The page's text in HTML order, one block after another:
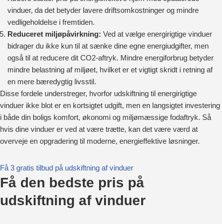
vinduer, da det betyder lavere driftsomkostninger og mindre
vedligeholdelse i fremtiden.
Reduceret miljøpåvirkning: Ved at vælge energirigtige vinduer
bidrager du ikke kun til at sænke dine egne energiudgifter, men
også til at reducere dit CO2-aftryk. Mindre energiforbrug betyder
mindre belastning af miljøet, hvilket er et vigtigt skridt i retning af
en mere bæredygtig livsstil.
Disse fordele understreger, hvorfor udskiftning til energirigtige
vinduer ikke blot er en kortsigtet udgift, men en langsigtet investering
i både din boligs komfort, økonomi og miljømæssige fodaftryk. Så
hvis dine vinduer er ved at være trætte, kan det være værd at
overveje en opgradering til moderne, energieffektive løsninger.
Få 3 gratis tilbud på udskiftning af vinduer
Få den bedste pris på
udskiftning af vinduer